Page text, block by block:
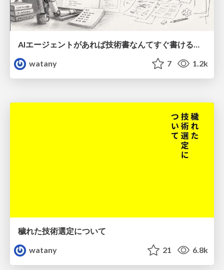
AIエージェントがあれば技術書なんてすぐ書けるでしょ→無理でした
watany
7 1.2k
穢れた技術選定について
watany
21 6.8k